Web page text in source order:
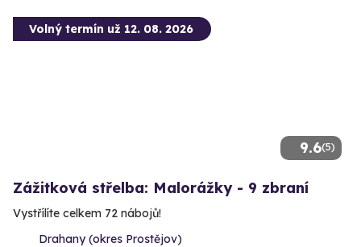
9.6(5)
Volný termín už 12. 08. 2026
Zážitková střelba: Malorážky - 9 zbraní
Vystřílíte celkem 72 nábojů!
Drahany (okres Prostějov)